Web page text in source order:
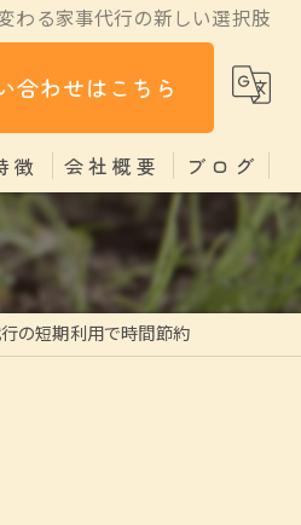
わる家事代行の新しい選択肢
合わせはこちら
徴 会社概要 ブログ
コラム
の短期利用で時間節約